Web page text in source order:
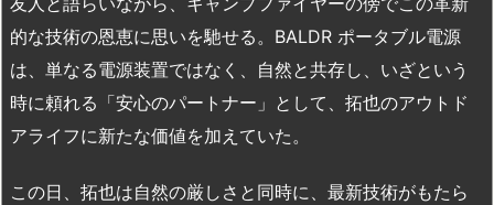
的な技術の恩恵に思いを馳せる。BALDR ポータブル電源
は、単なる電源装置ではなく、自然と共存し、いざという
時に頼れる「安心のパートナー」として、拓也のアウトド
アライフに新たな価値を加えていた。
この日、拓也は自然の厳しさと同時に、最新技術がもたら